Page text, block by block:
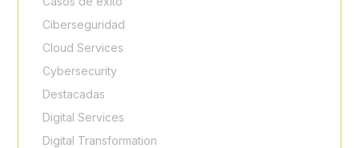
Ciberseguridad
Cloud Services
Cybersecurity
Destacadas
Digital Services
Digital Transformation